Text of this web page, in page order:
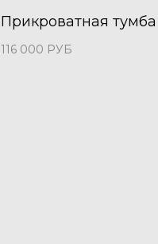
Прикроватная
116 000 РУБ